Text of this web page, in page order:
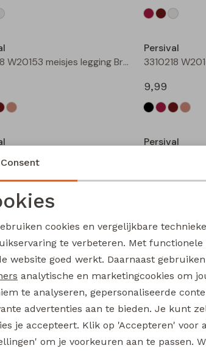
3310218 W20153 meisjes legging Bruin donker
Persival
9,99
Persival
24,99
3310300 W20103 meisjes pullover Bruin donker
17,99
3310404 W20049 meisjes sweatshirt Rose fel
Persival
cookies
cookies
Consent
cookies en vergelijkbare
te verbeteren. Met functionele
website goed werkt. Daarnaast
analytische en marketingcookies om
te analyseren, gepersonaliseerde
advertenties aan te bieden. Je kunt
je accepteert. Klik op 'Accepteren' voor
om je voorkeuren aan te passen.